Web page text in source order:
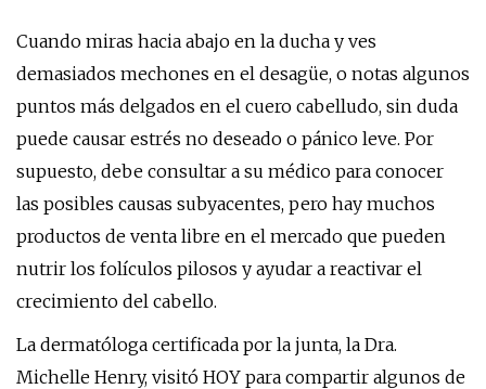
Cuando miras hacia abajo en la ducha y ves
demasiados mechones en el desagüe, o notas algunos
puntos más delgados en el cuero cabelludo, sin duda
puede causar estrés no deseado o pánico leve. Por
supuesto, debe consultar a su médico para conocer
las posibles causas subyacentes, pero hay muchos
productos de venta libre en el mercado que pueden
nutrir los folículos pilosos y ayudar a reactivar el
crecimiento del cabello.
La dermatóloga certificada por la junta, la Dra.
Michelle Henry, visitó HOY para compartir algunos de